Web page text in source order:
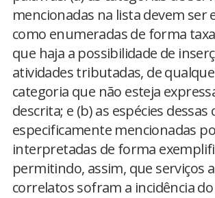
mencionadas na lista devem ser
como enumeradas de forma
que haja a possibilidade de
atividades tributadas, de
categoria que não esteja
descrita; e (b) as espécies dessas
especificamente mencionadas
interpretadas de forma
permitindo, assim, que serviços
correlatos sofram a incidência